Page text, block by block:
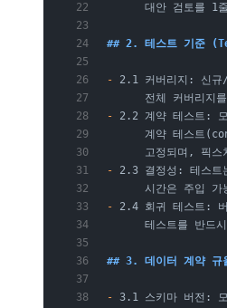
대안 검토를 1
## 2. 테스트 기준
- 2.1 커버리지: 신규/
전체 커버리지
- 2.2 계약 테스트: 모
계약 테스트
고정되며, 픽스
- 2.3 결정성: 테스트
시간은 주입 가
- 2.4 회귀 테스트: 버
테스트를 반드
## 3. 데이터 계약
- 3.1 스키마 버전: